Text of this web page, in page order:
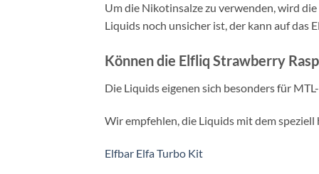
Um die Nikotinsalze zu verwenden, wird
Liquids noch unsicher ist, der kann auf das
Können die Elfliq Strawberry
Die Liquids eigenen sich besonders für
Wir empfehlen, die Liquids mit dem
Elfbar Elfa Turbo Kit